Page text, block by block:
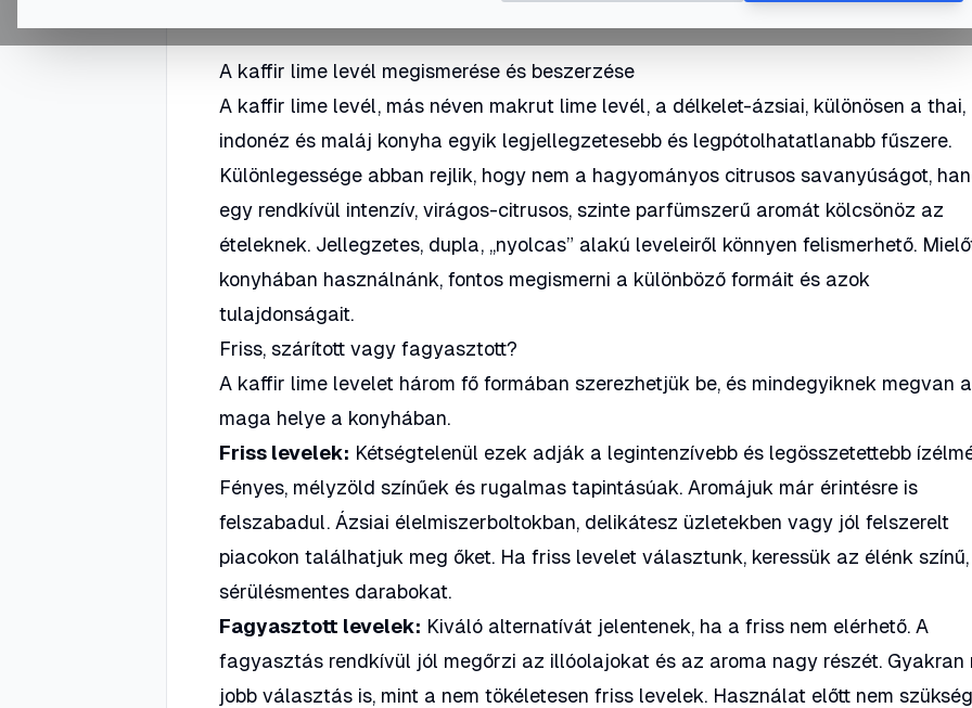
A kaffir lime levél megismerése és beszerzése
A kaffir lime levél, más néven makrut lime levél, a délkelet-ázsiai, különösen a thai,
indonéz és maláj konyha egyik legjellegzetesebb és legpótolhatatlanabb fűszere.
Különlegessége abban rejlik, hogy nem a hagyományos citrusos savanyúságot,
egy rendkívül intenzív, virágos-citrusos, szinte parfümszerű aromát kölcsönöz az
ételeknek. Jellegzetes, dupla, „nyolcas” alakú leveleiről könnyen felismerhető.
konyhában használnánk, fontos megismerni a különböző formáit és azok
tulajdonságait.
Friss, szárított vagy fagyasztott?
A kaffir lime levelet három fő formában szerezhetjük be, és mindegyiknek megvan a
maga helye a konyhában.
Friss levelek: Kétségtelenül ezek adják a legintenzívebb és legösszetettebb
Fényes, mélyzöld színűek és rugalmas tapintásúak. Aromájuk már érintésre is
felszabadul. Ázsiai élelmiszerboltokban, delikátesz üzletekben vagy jól felszerelt
piacokon találhatjuk meg őket. Ha friss levelet választunk, keressük az élénk színű,
sérülésmentes darabokat.
Fagyasztott levelek: Kiváló alternatívát jelentenek, ha a friss nem elérhető. A
fagyasztás rendkívül jól megőrzi az illóolajokat és az aroma nagy részét. Gyakran
jobb választás is, mint a nem tökéletesen friss levelek. Használat előtt nem